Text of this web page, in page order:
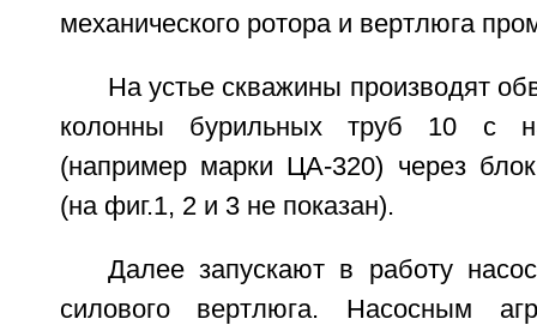
механического ротора и вертлюга
На устье скважины производят
колонны бурильных труб 10 с
(например марки ЦА-320) через
(на фиг.1, 2 и 3 не показан).
Далее запускают в работу
силового вертлюга. Насосным